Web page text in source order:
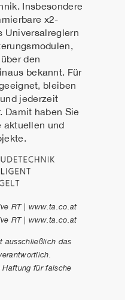
Insbesondere
x2-
Universalreglern
den
bekannt. Für
bleiben
jederzeit
Damit haben Sie
aktuellen und
RT | www.ta.co.at
RT | www.ta.co.at
ausschließlich das
für falsche